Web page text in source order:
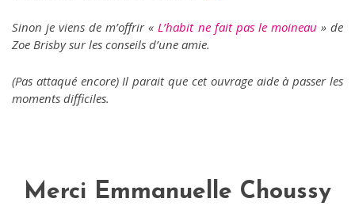
Sinon je viens de m’offrir «L’habit ne fait pas le moineau » de
Zoe Brisby sur les conseils d’une amie.
(Pas attaqué encore) Il parait que cet ouvrage aide à passer les
moments difficiles.
Merci Emmanuelle Choussy